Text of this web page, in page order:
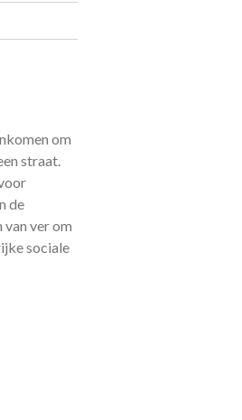
om
straat.
de
ver om
sociale